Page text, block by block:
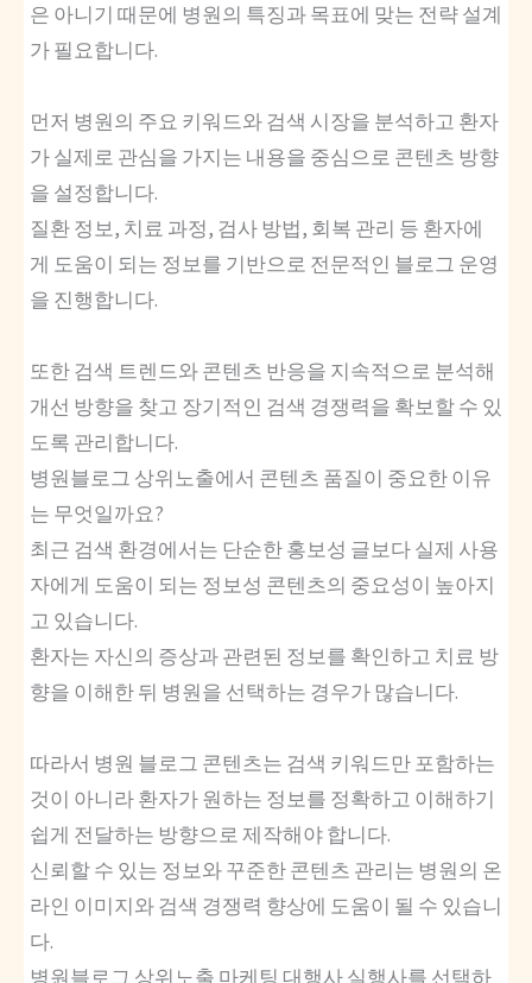
은 아니기 때문에 병원의 특징과 목표에 맞는 전략 설계
가 필요합니다.
먼저 병원의 주요 키워드와 검색 시장을 분석하고 환자
가 실제로 관심을 가지는 내용을 중심으로 콘텐츠 방향
을 설정합니다.
질환 정보, 치료 과정, 검사 방법, 회복 관리 등 환자에
게 도움이 되는 정보를 기반으로 전문적인 블로그 운영
을 진행합니다.
또한 검색 트렌드와 콘텐츠 반응을 지속적으로 분석해
개선 방향을 찾고 장기적인 검색 경쟁력을 확보할 수 있
도록 관리합니다.
병원블로그 상위노출에서 콘텐츠 품질이 중요한 이유
는 무엇일까요?
최근 검색 환경에서는 단순한 홍보성 글보다 실제 사용
자에게 도움이 되는 정보성 콘텐츠의 중요성이 높아지
고 있습니다.
환자는 자신의 증상과 관련된 정보를 확인하고 치료 방
향을 이해한 뒤 병원을 선택하는 경우가 많습니다.
따라서 병원 블로그 콘텐츠는 검색 키워드만 포함하는
것이 아니라 환자가 원하는 정보를 정확하고 이해하기
쉽게 전달하는 방향으로 제작해야 합니다.
신뢰할 수 있는 정보와 꾸준한 콘텐츠 관리는 병원의 온
라인 이미지와 검색 경쟁력 향상에 도움이 될 수 있습니
다.
병원블로그 상위노출 마케팅 대행사 실행사를 선택하